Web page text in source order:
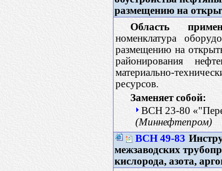
размещению на
Область
номенклатура
размещению на
районирования
материально-
ресурсов.
Заменяет собой:
ВСН 23-80
(Миннефтепром)
ВСН 49-83
межзаводских
кислорода, азота,